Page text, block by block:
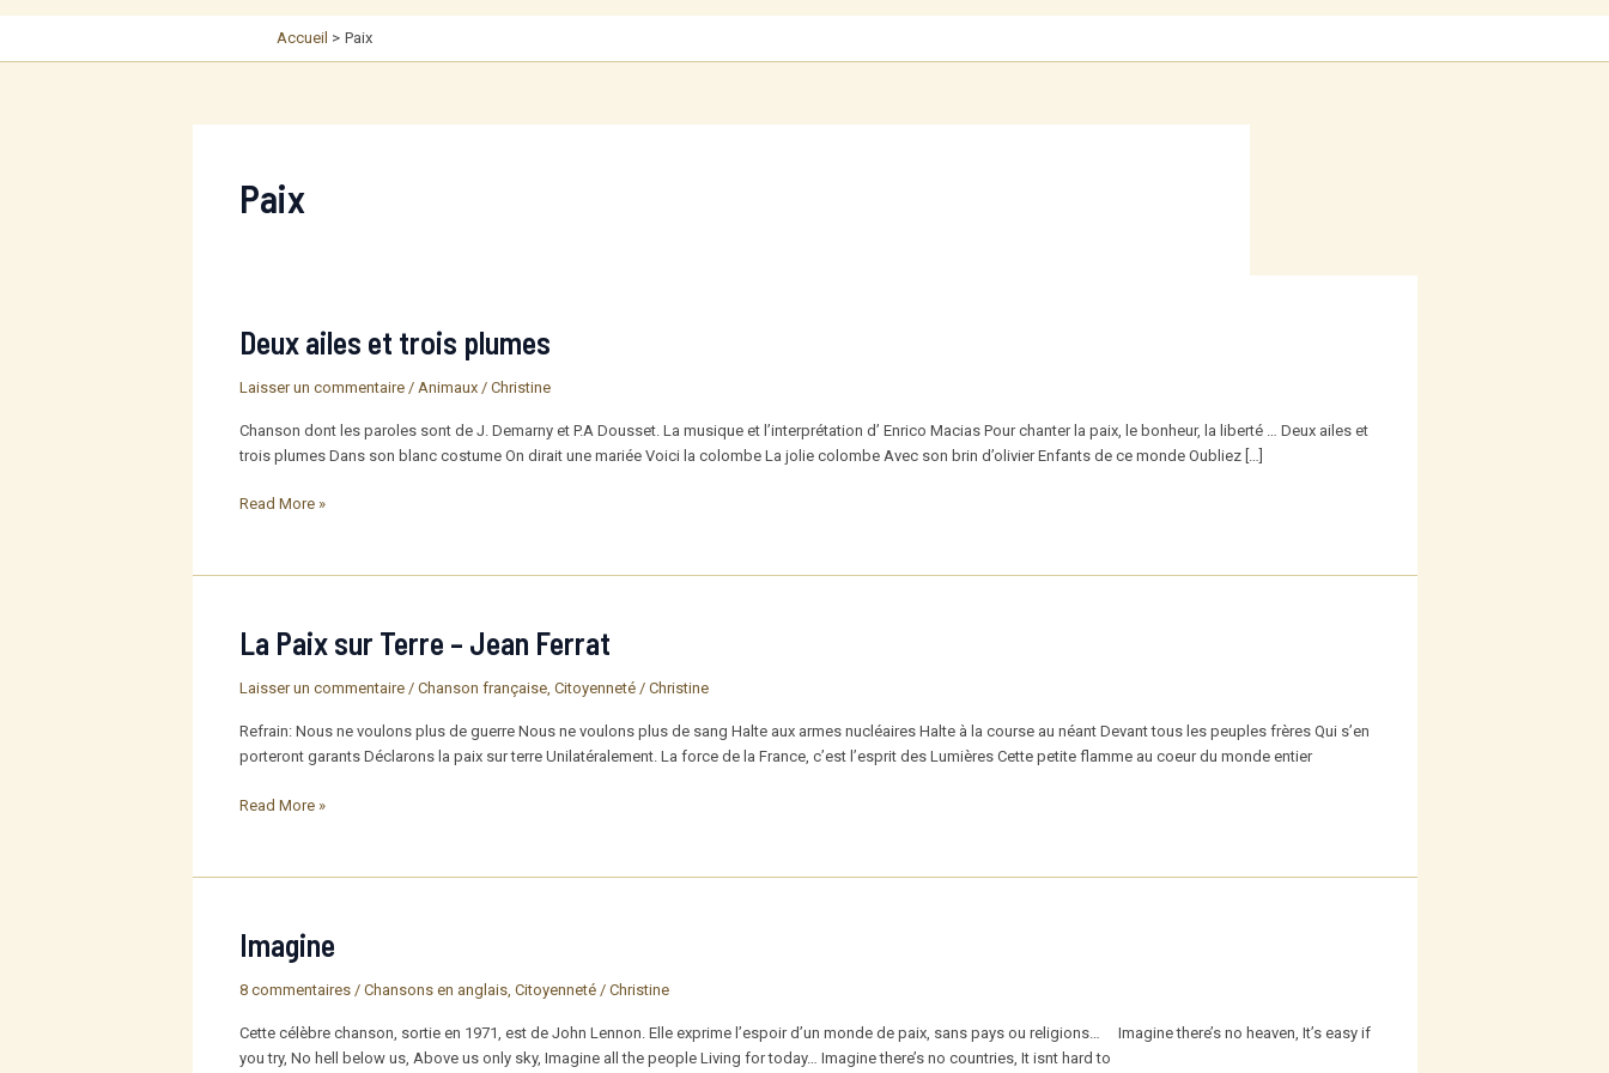
Accueil Paix
Paix
Deux ailes et trois plumes
Laisser un commentaire / Animaux/ Christine
Chanson dont les paroles sont de J. Demarny et P.A Dousset. La musique et l’interprétation d’ Enrico Macias Pour chanter la paix, le bonheur, la liberté … Deux ailes et
trois plumes Dans son blanc costume On dirait une mariée Voici la colombe La jolie colombe Avec son brin d’olivier Enfants de ce monde Oubliez […]
Deux
trois
Read More »
La Paix sur Terre – Jean Ferrat
Laisser un commentaire / Chanson française, Citoyenneté/ Christine
Refrain: Nous ne voulons plus de guerre Nous ne voulons plus de sang Halte aux armes nucléaires Halte à la course au néant Devant tous les peuples frères Qui s’en
porteront garants Déclarons la paix sur terre Unilatéralement. La force de la France, c’est l’esprit des Lumières Cette petite flamme au coeur du monde entier
La
Terre
Ferrat
Read More »
Imagine
8 commentaires / Chansons en anglais, Citoyenneté/ Christine
Cette célèbre chanson, sortie en 1971, est de John Lennon. Elle exprime l’espoir d’un monde de paix, sans pays ou religions… Imagine there’s no heaven, It’s easy if
you try, No hell below us, Above us only sky, Imagine all the people Living for today… Imagine there’s no countries, It isnt hard to